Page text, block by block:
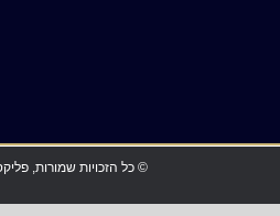
© כל הזכויות שמורות,